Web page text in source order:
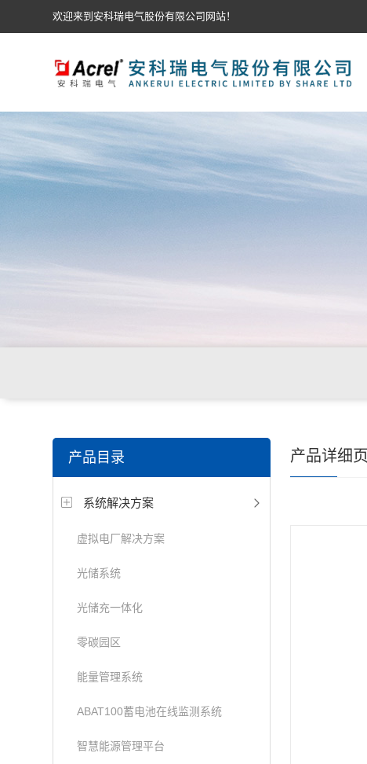
欢迎来到安科瑞电气股份有限公司网站！
产品目录
系统解决方案
虚拟电厂解决方案
光储系统
光储充一体化
零碳园区
能量管理系统
ABAT100蓄电池在线监测系统
智慧能源管理平台
产品详细页